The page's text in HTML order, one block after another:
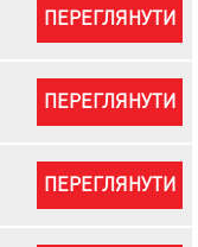
ПЕРЕГЛЯНУТИ
ПЕРЕГЛЯНУТИ
ПЕРЕГЛЯНУТИ